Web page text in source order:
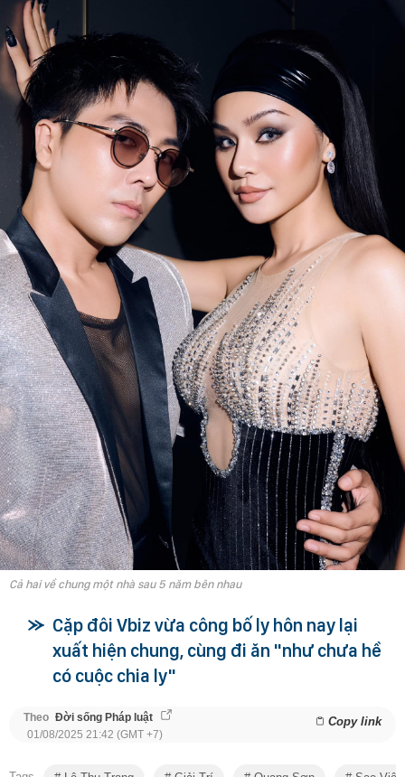
Cả hai về chung một nhà sau 5 năm bên nhau
Cặp đôi Vbiz vừa công bố ly hôn nay lại
xuất hiện chung, cùng đi ăn "như chưa hề
có cuộc chia ly"
Theo Đời sống Pháp luật Copy link
01/08/2025 21:42 (GMT +7)